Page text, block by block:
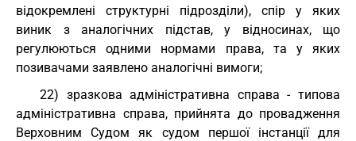
відокремлені структурні підрозділи), спір у яких
виник з аналогічних підстав, у відносинах, що
регулюються одними нормами права, та у яких
позивачами заявлено аналогічні вимоги;
22) зразкова адміністративна справа - типова
адміністративна справа, прийнята до провадження
Верховним Судом як судом першої інстанції для